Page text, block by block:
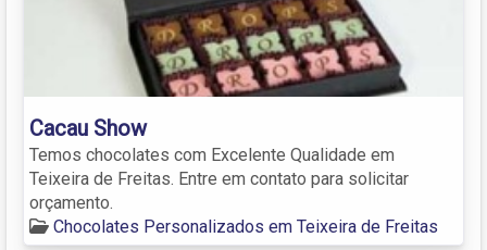
Cacau Show
Temos chocolates com Excelente Qualidade em
Teixeira de Freitas. Entre em contato para solicitar
orçamento.
Chocolates Personalizados em Teixeira de Freitas